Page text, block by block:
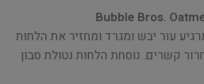
Bubble Bros.
עור יבש ומגרד ומחזיר את הלחות
קשרים. נוסחת הלחות נטולת סבון